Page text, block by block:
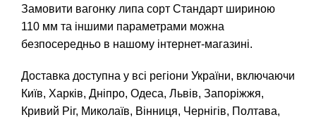
Замовити вагонку липа сорт Стандарт шириною
110 мм та іншими параметрами можна
безпосередньо в нашому інтернет-магазині.
Доставка доступна у всі регіони України, включаючи
Київ, Харків, Дніпро, Одеса, Львів, Запоріжжя,
Кривий Ріг, Миколаїв, Вінниця, Чернігів, Полтава,